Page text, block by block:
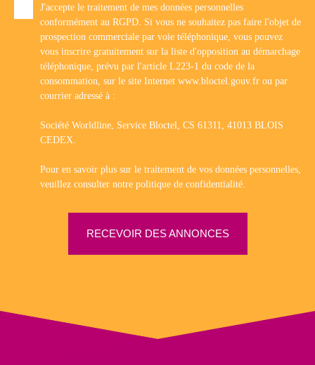
J'accepte le traitement de mes données personnelles
conformément au RGPD. Si vous ne souhaitez pas faire l'objet de
prospection commerciale par voie téléphonique, vous pouvez
vous inscrire gratuitement sur la liste d'opposition au démarchage
téléphonique, prévu par l'article L223-1 du code de la
consommation, sur le site Internet www.bloctel.gouv.fr ou par
courrier adressé à :
Société Worldline, Service Bloctel, CS 61311, 41013 BLOIS
CEDEX.
Pour en savoir plus sur le traitement de vos données personnelles,
veuillez consulter notre politique de confidentialité
RECEVOIR DES ANNONCES